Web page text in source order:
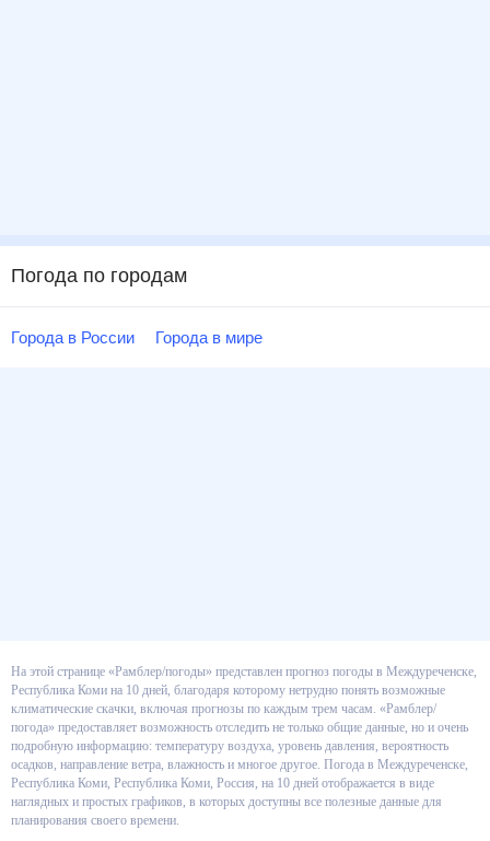
Погода по городам
Города в России Города в мире
На этой странице «Рамблер/погоды» представлен прогноз погоды в
Междуреченске, Республика Коми на 10 дней, благодаря которому
нетрудно понять возможные климатические скачки, включая прогнозы
по каждым трем часам. «Рамблер/погода» предоставляет возможность
отследить не только общие данные, но и очень подробную информацию:
температуру воздуха, уровень давления, вероятность осадков,
направление ветра, влажность и многое другое. Погода в Междуреченске,
Республика Коми, Республика Коми, Россия, на 10 дней отображается в
виде наглядных и простых графиков, в которых доступны все полезные